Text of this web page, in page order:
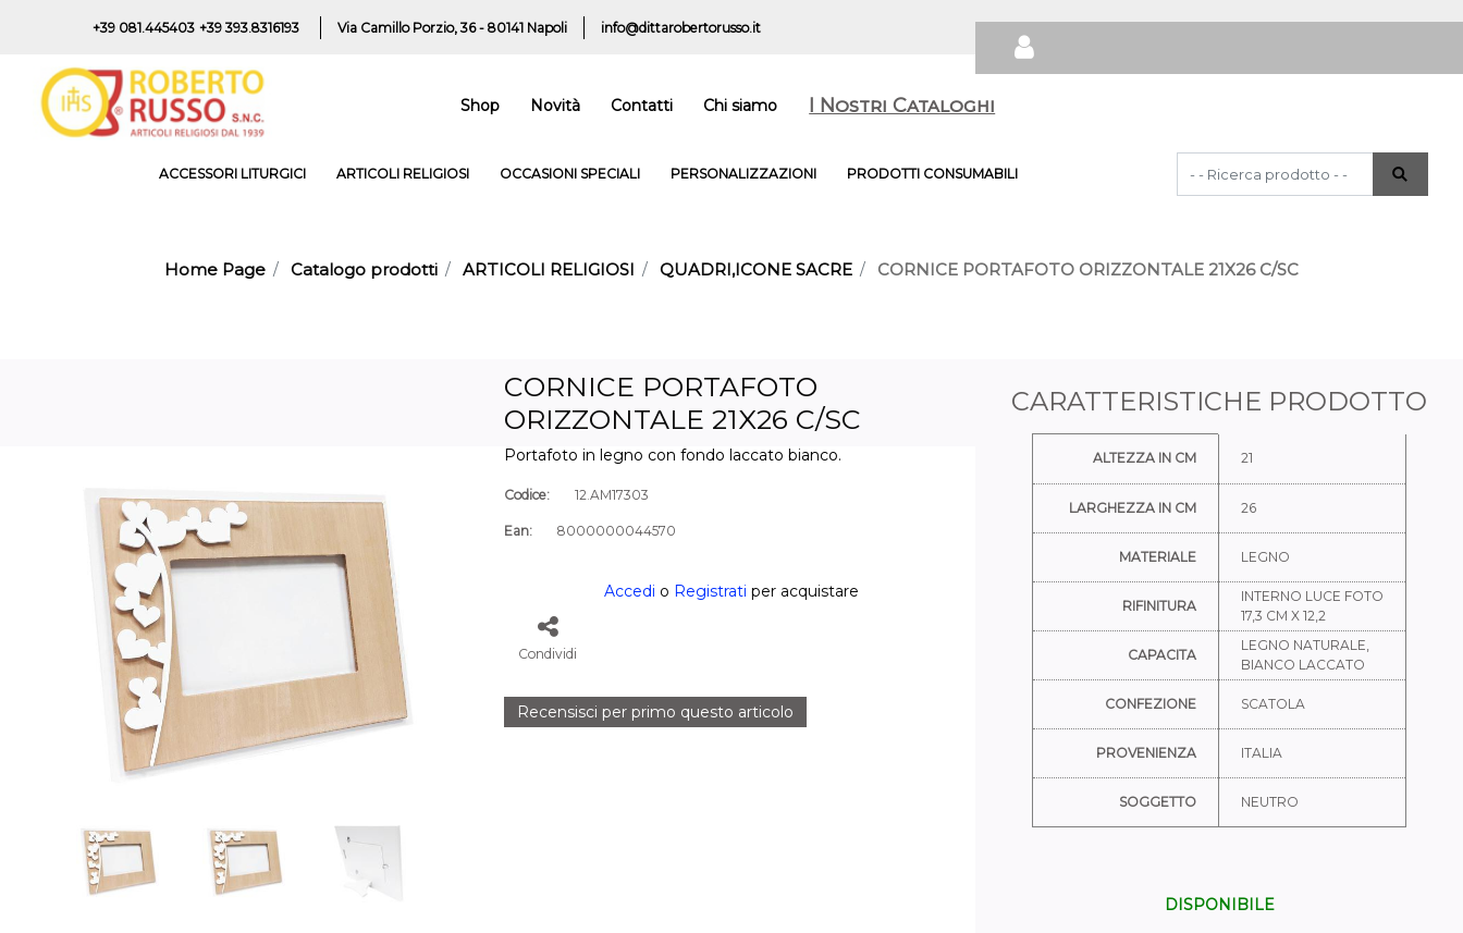
+39 081.445403 +39 393.8316193 Via Camillo Porzio, 36 - 80141 Napoli info@dittarobertorusso.it
Shop Novità Contatti Chi siamo I Nostri Cataloghi
ACCESSORI LITURGICI ARTICOLI RELIGIOSI OCCASIONI SPECIALI PERSONALIZZAZIONI PRODOTTI CONSUMABILI
La modifica di un filtro aggiorna
Home Page Catalogo prodotti ARTICOLI RELIGIOSI QUADRI,ICONE SACRE CORNICE PORTAFOTO ORIZZONTALE 21X26 C/SC
CORNICE PORTAFOTO
ORIZZONTALE 21X26 C/SC
Portafoto in legno con fondo laccato bianco.
Codice: 12.AM17303
Ean: 8000000044570
Accedi o Registrati per acquistare
Condividi
Recensisci per primo questo articolo
CARATTERISTICHE PRODOTTO
ALTEZZA IN CM 21
LARGHEZZA IN CM 26
MATERIALE LEGNO
RIFINITURA
INTERNO LUCE FOTO
17,3 CM X 12,2
CAPACITA
LEGNO NATURALE,
BIANCO LACCATO
CONFEZIONE SCATOLA
PROVENIENZA ITALIA
SOGGETTO NEUTRO
DISPONIBILE